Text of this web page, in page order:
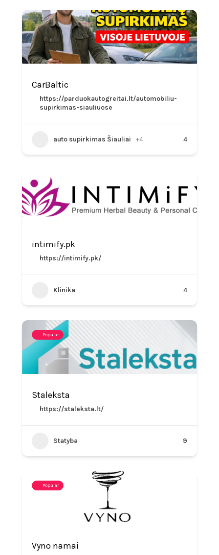
CarBaltic
https://parduokautogreitai.lt/automobiliu-
supirkimas-siauliuose
auto supirkimas Šiauliai +4 4
intimify.pk
https://intimify.pk/
Klinika 4
Popular
Staleksta
https://staleksta.lt/
Statyba 9
Popular
Vyno namai